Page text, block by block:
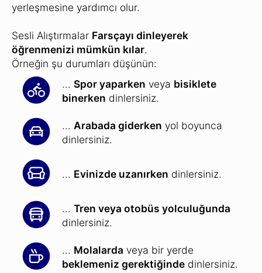
yerleşmesine yardımcı olur.
Sesli Alıştırmalar Farsçayı dinleyerek
öğrenmenizi mümkün kılar.
Örneğin şu durumları düşünün:
... Spor yaparken veya bisiklete
binerken dinlersiniz.
... Arabada giderken yol boyunca
dinlersiniz.
... Evinizde uzanırken dinlersiniz.
... Tren veya otobüs yolculuğunda
dinlersiniz.
... Molalarda veya bir yerde
beklemeniz gerektiğinde dinlersiniz.